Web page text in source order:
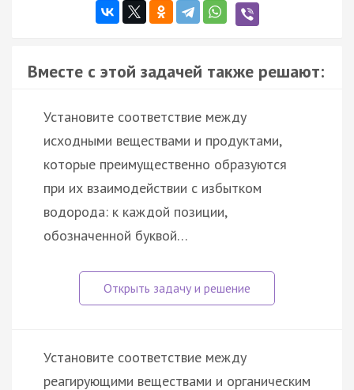
Вместе с этой задачей также решают:
Установите соответствие между
исходными веществами и продуктами,
которые преимущественно образуются
при их взаимодействии с избытком
водорода: к каждой позиции,
обозначенной буквой…
Установите соответствие между
реагирующими веществами и органическим